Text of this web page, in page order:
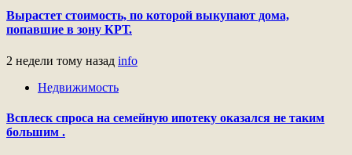
Вырастет стоимость, по которой выкупают дома,
попавшие в зону КРТ.
2 недели тому назад info
Недвижимость
Всплеск спроса на семейную ипотеку оказался не таким
большим .